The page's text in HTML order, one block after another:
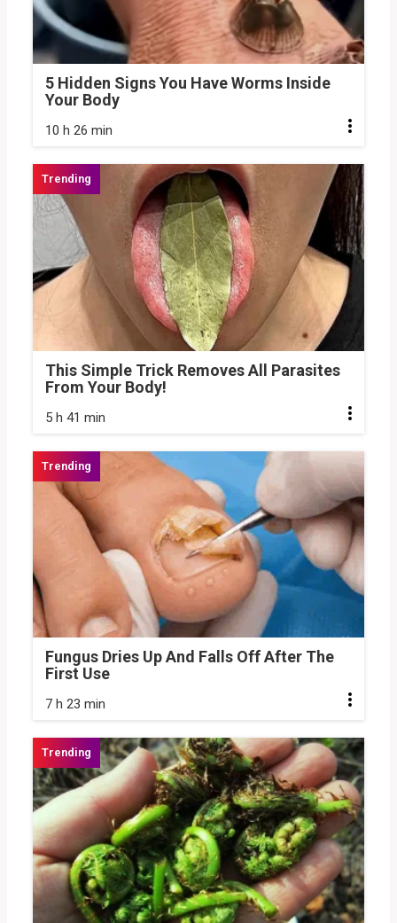
5 Hidden Signs You Have Worms Inside
Your Body
10 h 26 min
This Simple Trick Removes All Parasites
From Your Body!
5 h 41 min
Fungus Dries Up And Falls Off After The
First Use
7 h 23 min